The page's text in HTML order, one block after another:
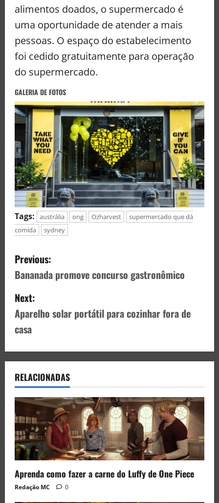
alimentos doados, o supermercado é
uma oportunidade de atender a mais
pessoas. O espaço do estabelecimento
foi cedido gratuitamente para operação
do supermercado.
GALERIA DE FOTOS
Tags: austrália ong Ozharvest
supermercado que dá
comida
sydney
Previous:
Bananada promove concurso gastronômico
Next:
Aparelho solar portátil para cozinhar fora de
casa
RELACIONADAS
Aprenda como fazer a carne do Luffy de One Piece
Redação MC 0